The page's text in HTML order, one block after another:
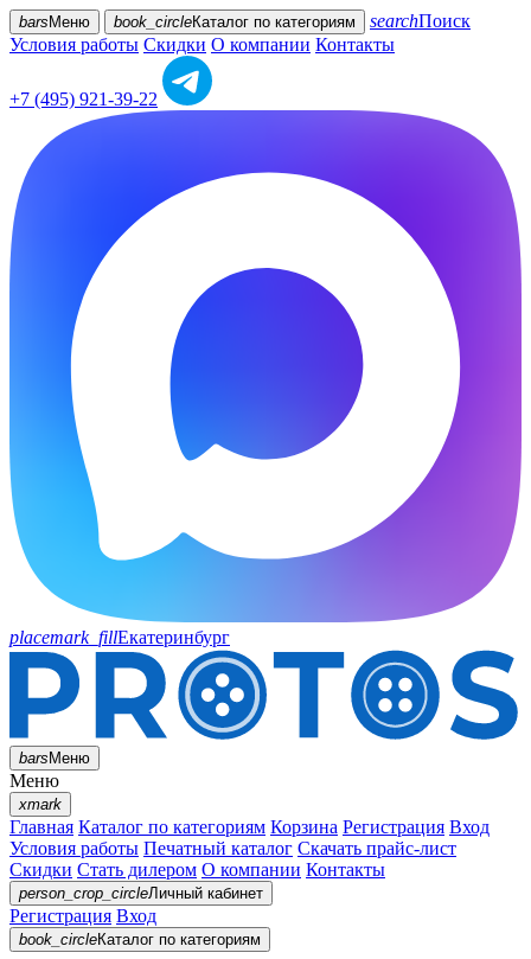
bars Меню book_circleКаталог по категориям searchПоиск
Условия работы Скидки О компании Контакты
+7 (495) 921-39-22
placemark_fillЕкатеринбург
barsМеню
Меню
xmark
Главная Каталог по категориям Корзина Регистрация Вход
Условия работы Печатный каталог Скачать прайс-лист
Скидки Стать дилером О компании Контакты
person_crop_circleЛичный кабинет
Регистрация Вход
book_circleКаталог по категориям